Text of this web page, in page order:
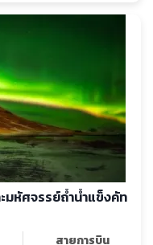
มหัศจรรย์ถ้ำน้ำแข็งคัท
สายการบิน